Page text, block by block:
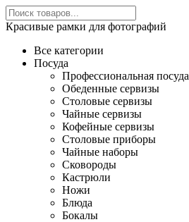
Красивые рамки для фотографий
Все категории
Посуда
Профессиональная посуда
Обеденные сервизы
Столовые сервизы
Чайные сервизы
Кофейные сервизы
Столовые приборы
Чайные наборы
Сковороды
Кастрюли
Ножи
Блюда
Бокалы